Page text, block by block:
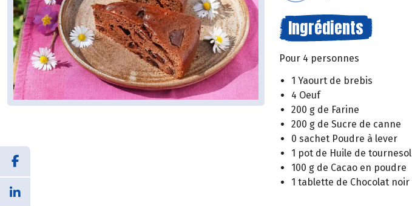
Ingrédients
Pour 4 personnes
1 Yaourt de brebis
4 Oeuf
200 g de Farine
200 g de Sucre de canne
0 sachet Poudre à lever
1 pot de Huile de tournesol
100 g de Cacao en poudre
1 tablette de Chocolat noir